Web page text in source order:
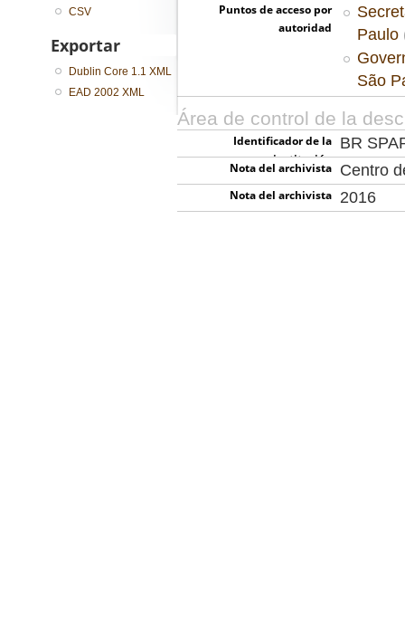
Puntos de acceso por
autoridad
Paulo
São
Área de control de la
Identificador de la
institución
BR
Nota del archivista Centro
Nota del archivista 2016
CSV
Exportar
Dublin Core 1.1 XML
EAD 2002 XML